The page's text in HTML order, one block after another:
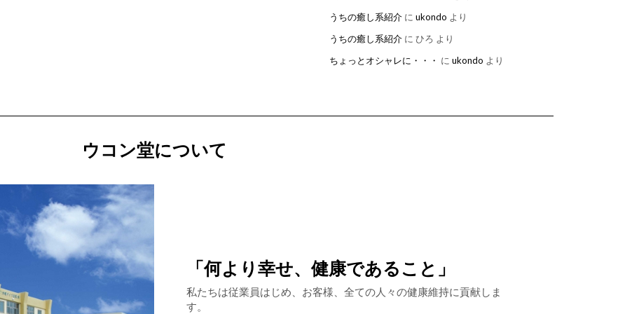
うちの癒し系紹介 に ukondo より
うちの癒し系紹介 に ひろ より
ちょっとオシャレに・・・ に ukondo より
ウコン堂について
「何より幸せ、健康であること」
私たちは従業員はじめ、お客様、全ての人々の健康維持に貢献しま
す。